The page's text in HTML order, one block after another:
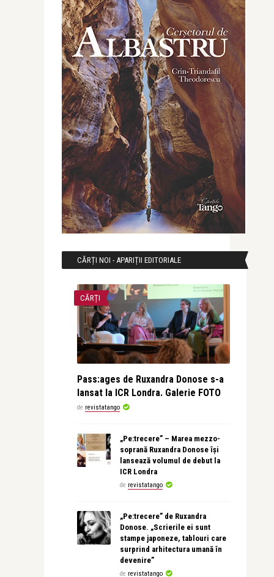
CĂRȚI NOI - APARIȚII EDITORIALE
CĂRȚI
Pass:ages de Ruxandra Donose s-a
lansat la ICR Londra. Galerie FOTO
de revistatango
„Pe:trecere” – Marea mezzo-
soprană Ruxandra Donose își
lansează volumul de debut la
ICR Londra
de revistatango
„Pe:trecere” de Ruxandra
Donose. „Scrierile ei sunt
stampe japoneze, tablouri care
surprind arhitectura umană în
devenire”
de revistatango